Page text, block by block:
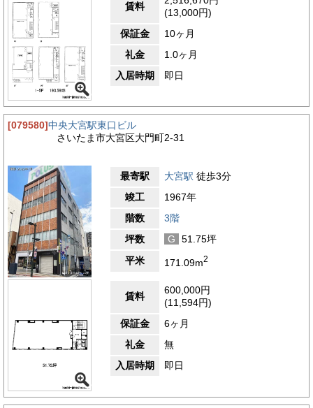
賃料
(13,000円)
保証金
10ヶ月
礼金
1.0ヶ月
入居時期
即日
[079580]中央大宮駅東口ビル
さいたま市大宮区大門町2-31
最寄駅 大宮駅 徒歩3分
竣工
1967年
階数
3階
坪数
G
51.75坪
平米
171.09m2
賃料
600,000円
(11,594円)
保証金
6ヶ月
礼金
無
入居時期
即日